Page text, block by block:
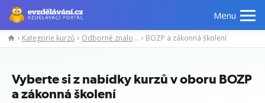
Menu
Kategorie kurzů Odborné znalosti BOZP a zákonná školení
Vyberte si z nabídky kurzů v oboru BOZP
a zákonná školení